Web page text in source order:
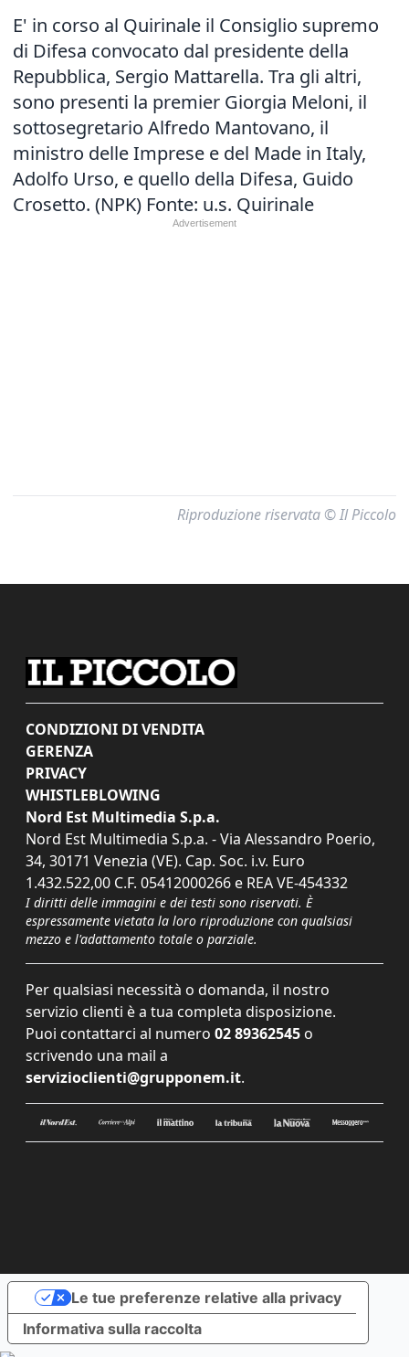
E' in corso al Quirinale il Consiglio supremo
di Difesa convocato dal presidente della
Repubblica, Sergio Mattarella. Tra gli altri,
sono presenti la premier Giorgia Meloni, il
sottosegretario Alfredo Mantovano, il
ministro delle Imprese e del Made in Italy,
Adolfo Urso, e quello della Difesa, Guido
Crosetto. (NPK) Fonte: u.s. Quirinale
Riproduzione riservata © Il Piccolo
CONDIZIONI DI VENDITA
GERENZA
PRIVACY
WHISTLEBLOWING
Nord Est Multimedia S.p.a.
Nord Est Multimedia S.p.a. - Via Alessandro Poerio,
34, 30171 Venezia (VE). Cap. Soc. i.v. Euro
1.432.522,00 C.F. 05412000266 e REA VE-454332
I diritti delle immagini e dei testi sono riservati. È
espressamente vietata la loro riproduzione con qualsiasi
mezzo e l'adattamento totale o parziale.
Per qualsiasi necessità o domanda, il nostro
servizio clienti è a tua completa disposizione.
Puoi contattarci al numero 02 89362545 o
scrivendo una mail a
servizioclienti@grupponem.it.
Informativa sulla raccolta
Le tue preferenze relative alla privacy